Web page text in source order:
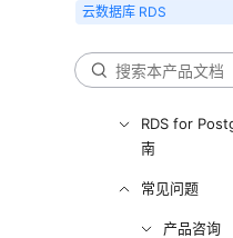
RDS for
RDS for
RDS for
南
常见问题
产品咨询